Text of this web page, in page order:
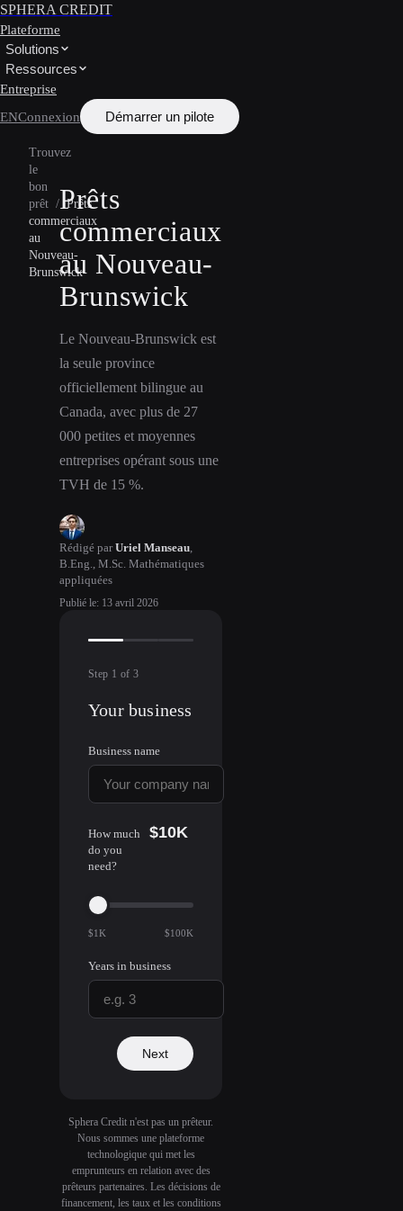
SPHERA CREDIT
Plateforme
Solutions
Ressources
Entreprise
ENConnexion Démarrer un pilote
Trouvez
le
bon
prêt / Prêts
commerciaux
au
Nouveau-
Brunswick
Prêts
commerciaux
au Nouveau-
Brunswick
Le Nouveau-Brunswick est
la seule province
officiellement bilingue au
Canada, avec plus de 27
000 petites et moyennes
entreprises opérant sous une
TVH de 15 %.
Rédigé par Uriel Manseau
B.Eng., M.Sc. Mathématiques
appliquées
Publié le: 13 avril 2026
Step 1 of 3
Your business
Business name
How much
do you
need?
$10K
$1K $100K
Years in business
Next
Sphera Credit n'est pas un prêteur.
Nous sommes une plateforme
technologique qui met les
emprunteurs en relation avec des
prêteurs partenaires. Les décisions de
financement, les taux et les conditions